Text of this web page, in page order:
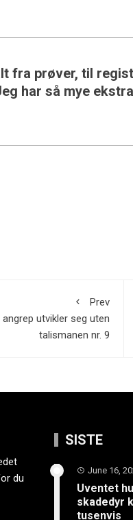
fra prøver, til
har så mye
Prev
utvikler seg uten
talismanen nr. 9
du
SISTE
June 16,
Uventet
skadedyr
tusenvis